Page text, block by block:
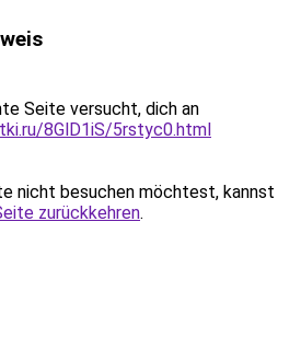
Seite versucht, dich an
8GlD1iS/5rstyc0.html
nicht besuchen möchtest, kannst
zurückkehren.